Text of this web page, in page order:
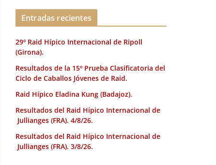
Entradas recientes
29º Raid Hípico Internacional de Ripoll
(Girona).
Resultados de la 15º Prueba Clasificatoria del
Ciclo de Caballos Jóvenes de Raid.
Raid Hípico Eladina Kung (Badajoz).
Resultados del Raid Hípico Internacional de
Jullianges (FRA). 4/8/26.
Resultados del Raid Hípico Internacional de
Jullianges (FRA). 3/8/26.